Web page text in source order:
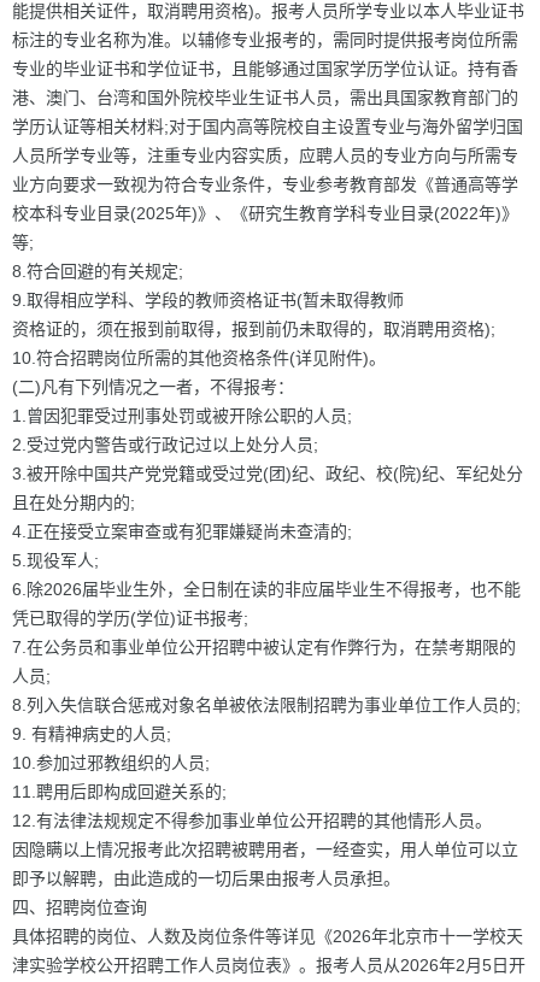
能提供相关证件，取消聘用资格)。报考人员所学专业以本人毕业证书
标注的专业名称为准。以辅修专业报考的，需同时提供报考岗位所需
专业的毕业证书和学位证书，且能够通过国家学历学位认证。持有香
港、澳门、台湾和国外院校毕业生证书人员，需出具国家教育部门的
学历认证等相关材料;对于国内高等院校自主设置专业与海外留学归国
人员所学专业等，注重专业内容实质，应聘人员的专业方向与所需专
业方向要求一致视为符合专业条件，专业参考教育部发《普通高等学
校本科专业目录(2025年)》、《研究生教育学科专业目录(2022年)》
等;
8.符合回避的有关规定;
9.取得相应学科、学段的教师资格证书(暂未取得教师
资格证的，须在报到前取得，报到前仍未取得的，取消聘用资格);
10.符合招聘岗位所需的其他资格条件(详见附件)。
(二)凡有下列情况之一者，不得报考：
1.曾因犯罪受过刑事处罚或被开除公职的人员;
2.受过党内警告或行政记过以上处分人员;
3.被开除中国共产党党籍或受过党(团)纪、政纪、校(院)纪、军纪处分
且在处分期内的;
4.正在接受立案审查或有犯罪嫌疑尚未查清的;
5.现役军人;
6.除2026届毕业生外，全日制在读的非应届毕业生不得报考，也不能
凭已取得的学历(学位)证书报考;
7.在公务员和事业单位公开招聘中被认定有作弊行为，在禁考期限的
人员;
8.列入失信联合惩戒对象名单被依法限制招聘为事业单位工作人员的;
9. 有精神病史的人员;
10.参加过邪教组织的人员;
11.聘用后即构成回避关系的;
12.有法律法规规定不得参加事业单位公开招聘的其他情形人员。
因隐瞒以上情况报考此次招聘被聘用者，一经查实，用人单位可以立
即予以解聘，由此造成的一切后果由报考人员承担。
四、招聘岗位查询
具体招聘的岗位、人数及岗位条件等详见《2026年北京市十一学校天
津实验学校公开招聘工作人员岗位表》。报考人员从2026年2月5日开